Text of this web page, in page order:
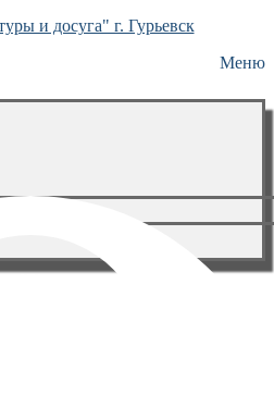
и досуга" г. Гурьевск
Меню